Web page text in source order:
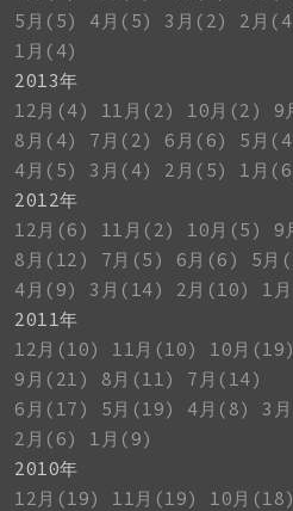
5月(5)
4月(5) 3月(2)
2月
1月(4)
2013年
12月(4)
11月(2) 10月(2)
9
8月(4)
7月(2) 6月(6)
5月
4月(5)
3月(4) 2月(5)
1月
2012年
12月(6)
11月(2) 10月(5)
9
8月(12)
7月(5) 6月(6)
5月
4月(9)
3月(14) 2月(10)
1
2011年
12月(10)
11月(10)
10月(19)
9月(21)
8月(11)
7月(14)
6月(17)
5月(19) 4月(8)
3
2月(6)
1月(9)
2010年
12月(19)
11月(19)
10月(18)